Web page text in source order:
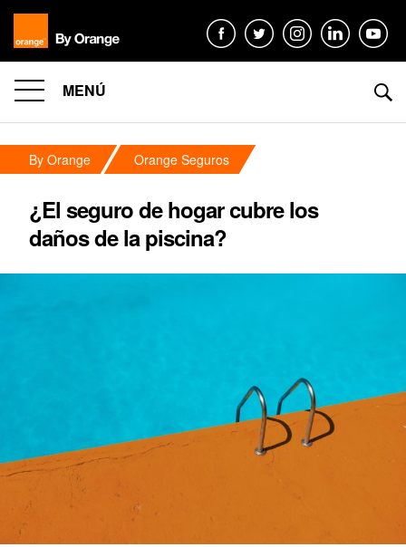
MENÚ
By Orange Orange Seguros
¿El seguro de hogar cubre los
daños de la piscina?